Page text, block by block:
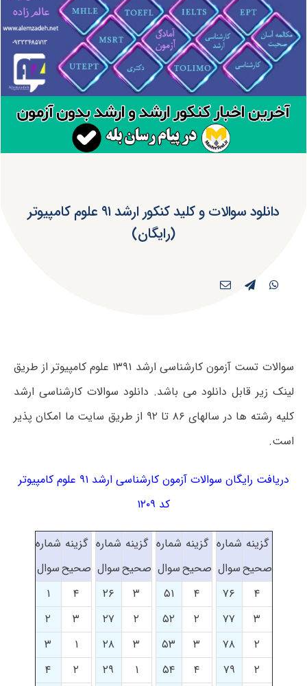
دانلود سوالات و کلید کنکور ارشد ۹۱ علوم کامپیوتر
(رایگان)
سوالات تست آزمون کارشناسی ارشد ۱۳۹۱ علوم کامپیوتر از طریق
لینک زیر قابل دانلود می باشد. دانلود سوالات کارشناسی ارشد
کلیه رشته ها در سالهای ۸۶ تا ۹۲ از طریق سایت ما امکان پذیر
است.
دریافت رایگان سوالات آزمون کارشناسی ارشد ۹۱ علوم کامپیوتر
کد ۱۲۰۹
گزینه
صحیح
شماره
سوال
گزینه
صحیح
شماره
سوال
گزینه
صحیح
شماره
سوال
گزینه
صحیح
شماره
سوال
۴
۷۶ ۴ ۵۱ ۳ ۲۶ ۴
۱
۳
۷۷ ۲ ۵۲ ۲ ۲۷ ۳
۲
۲
۷۸ ۳ ۵۳ ۳ ۲۸ ۱
۳
۲
۷۹ ۴ ۵۴ ۱ ۲۹ ۲
۴